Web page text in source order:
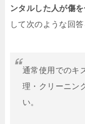
ンタルした人が傷
して次のような回答
通常使用でのキ
理・クリーニン
い。